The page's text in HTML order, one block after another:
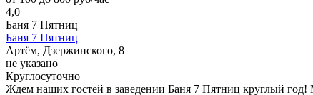
4,0
Баня 7 Пятниц
Баня 7 Пятниц
Артём, Дзержинского, 8
не указано
Круглосуточно
Ждем наших гостей в заведении Баня 7 Пятниц круглый